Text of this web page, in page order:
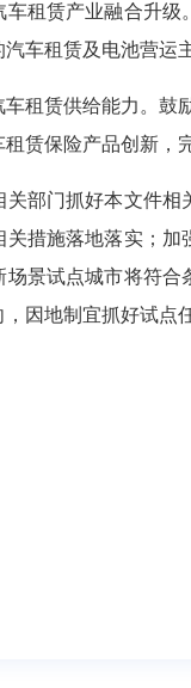
车租赁产业融合升
车租赁及电池营运
车租赁供给能力。
赁保险产品创新，
关部门抓好本文件
关措施落地落实；
场景试点城市将符
因地制宜抓好试点